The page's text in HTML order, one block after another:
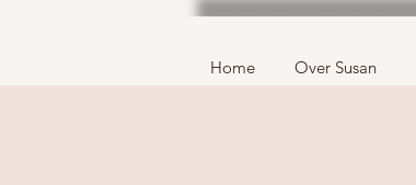
Home Over Susan